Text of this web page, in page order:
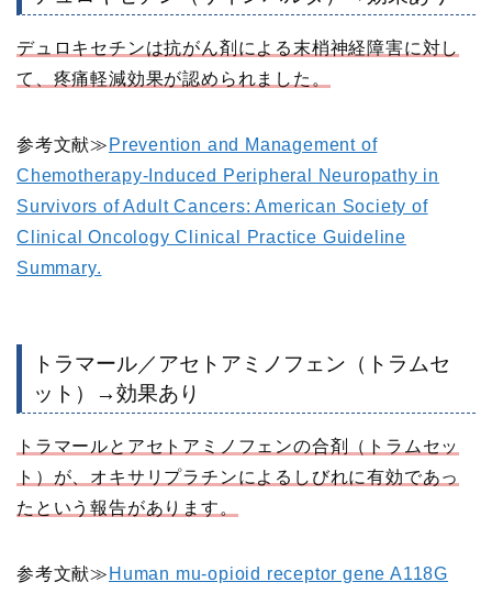
デュロキセチンは抗がん剤による末梢神経障害に対し
て、疼痛軽減効果が認められました。
参考文献≫ Prevention and Management of
Chemotherapy-Induced Peripheral Neuropathy in
Survivors of Adult Cancers: American Society of
Clinical Oncology Clinical Practice Guideline
Summary.
トラマール／アセトアミノフェン（トラムセ
ット）→効果あり
トラマールとアセトアミノフェンの合剤（トラムセッ
ト）が、オキサリプラチンによるしびれに有効であっ
たという報告があります。
参考文献≫ Human mu-opioid receptor gene A118G